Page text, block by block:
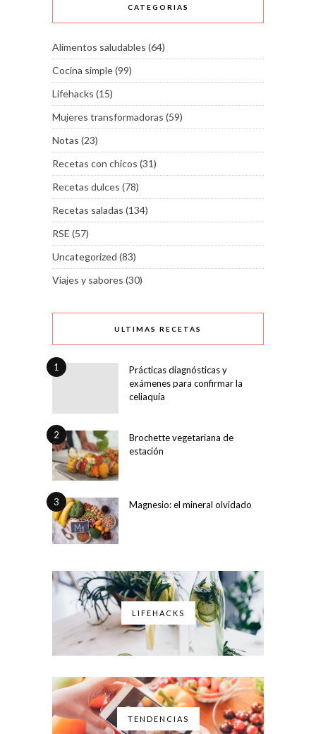
CATEGORIAS
Alimentos saludables (64)
Cocina simple(99)
Lifehacks (15)
Mujeres transformadoras (59)
Notas (23)
Recetas con chicos (31)
Recetas dulces (78)
Recetas saladas (134)
RSE (57)
Uncategorized (83)
Viajes y sabores (30)
ULTIMAS RECETAS
1
Prácticas diagnósticas y
exámenes para confirmar la
celiaquía
2
Brochette vegetariana de
estación
3 Magnesio: el mineral olvidado
LIFEHACKS
TENDENCIAS